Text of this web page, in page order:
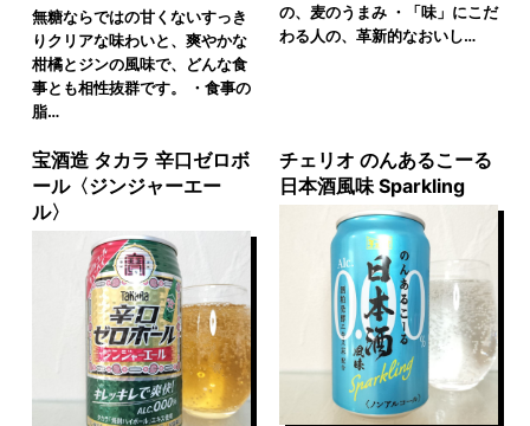
無糖ならではの甘くないすっき
りクリアな味わいと、爽やかな
柑橘とジンの風味で、どんな食
事とも相性抜群です。 ・食事の
脂…
の、麦のうまみ ・「味」にこだ
わる人の、革新的なおいし…
宝酒造 タカラ 辛口ゼロボ
ール〈ジンジャーエー
ル〉
チェリオ のんあるこーる
日本酒風味 Sparkling